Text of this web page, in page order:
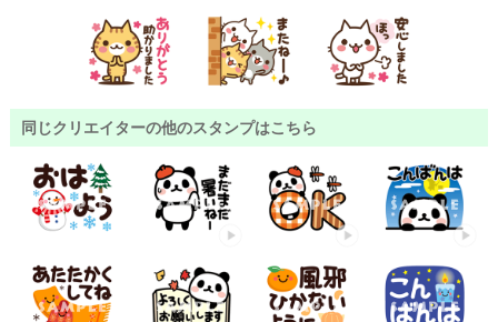
同じクリエイターの他のスタンプはこちら